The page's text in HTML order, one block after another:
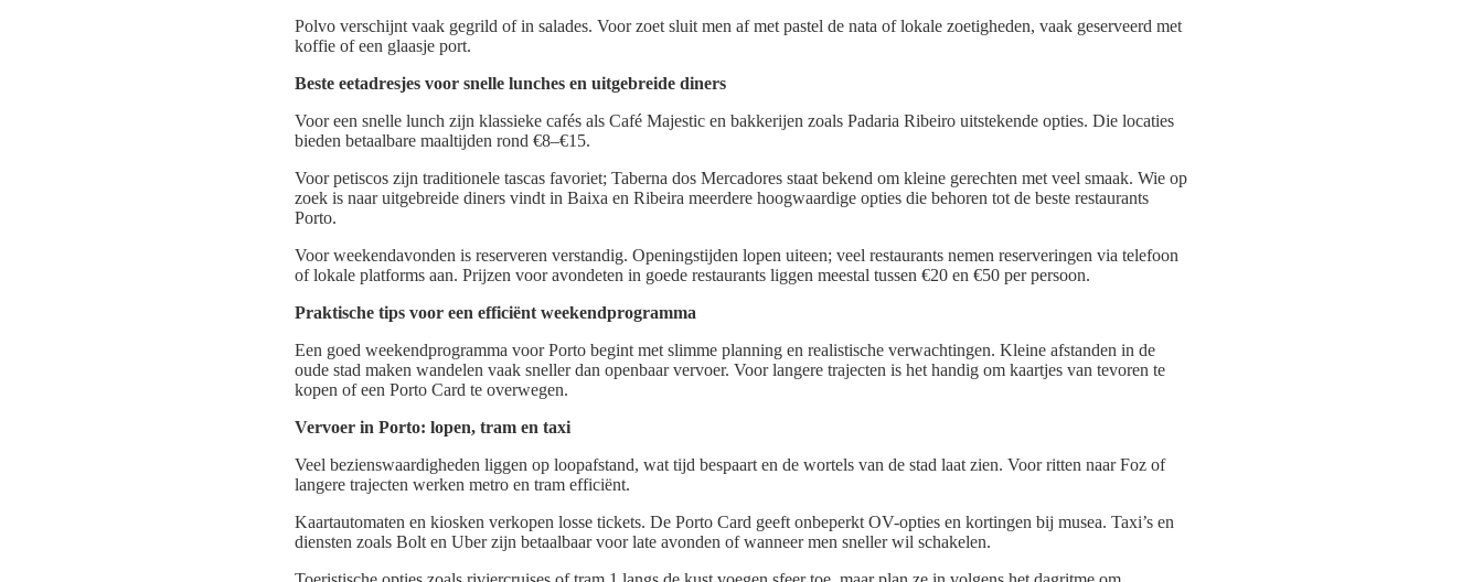
Polvo verschijnt vaak gegrild of in salades. Voor zoet sluit men af met pastel de nata of lokale zoetigheden, vaak geserveerd met
koffie of een glaasje port.
Beste eetadresjes voor snelle lunches en uitgebreide diners
Voor een snelle lunch zijn klassieke cafés als Café Majestic en bakkerijen zoals Padaria Ribeiro uitstekende opties. Die locaties
bieden betaalbare maaltijden rond €8–€15.
Voor petiscos zijn traditionele tascas favoriet; Taberna dos Mercadores staat bekend om kleine gerechten met veel smaak. Wie op
zoek is naar uitgebreide diners vindt in Baixa en Ribeira meerdere hoogwaardige opties die behoren tot de beste restaurants
Porto.
Voor weekendavonden is reserveren verstandig. Openingstijden lopen uiteen; veel restaurants nemen reserveringen via telefoon
of lokale platforms aan. Prijzen voor avondeten in goede restaurants liggen meestal tussen €20 en €50 per persoon.
Praktische tips voor een efficiënt weekendprogramma
Een goed weekendprogramma voor Porto begint met slimme planning en realistische verwachtingen. Kleine afstanden in de
oude stad maken wandelen vaak sneller dan openbaar vervoer. Voor langere trajecten is het handig om kaartjes van tevoren te
kopen of een Porto Card te overwegen.
Vervoer in Porto: lopen, tram en taxi
Veel bezienswaardigheden liggen op loopafstand, wat tijd bespaart en de wortels van de stad laat zien. Voor ritten naar Foz of
langere trajecten werken metro en tram efficiënt.
Kaartautomaten en kiosken verkopen losse tickets. De Porto Card geeft onbeperkt OV-opties en kortingen bij musea. Taxi’s en
diensten zoals Bolt en Uber zijn betaalbaar voor late avonden of wanneer men sneller wil schakelen.